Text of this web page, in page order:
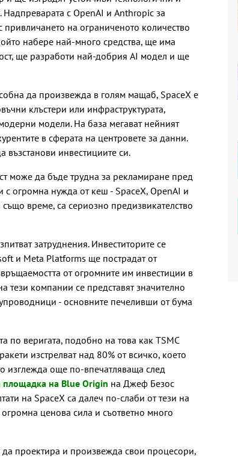
с OpenAI и Anthropic за
привличането на ограниченото количество
набере най-много средства, ще има
ще разработи най-добрия AI модел и ще
да произвежда в голям мащаб, SpaceX е
клъстери или инфраструктурата,
модели. На база мегават нейният
в сферата на центровете за данни.
инвестициите си.
може да бъде трудна за рекламиране пред
с огромна нужда от кеш - SpaceX, OpenAI и
време, са сериозно предизвикателство
затруднения. Инвеститорите се
и Meta Platforms ще пострадат от
от огромните им инвестиции в
тези компании се представят значително
- основните печеливши от бума
по веригата, подобно на това как TSMC
изстрелват над 80% от всичко, което
изглежда още по-впечатляваща след
площадка на Blue Origin на Джеф Безос
на SpaceX са далеч по-слаби от тези на
ценова сила и съответно много
проектира и произвежда свои процесори,